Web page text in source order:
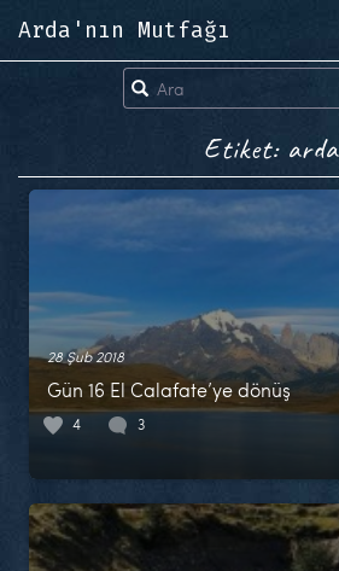
Arda'nın Mutfağı
Etiket: arda
28 Şub 2018
Gün 16 El Calafate’ye dönüş
4 3